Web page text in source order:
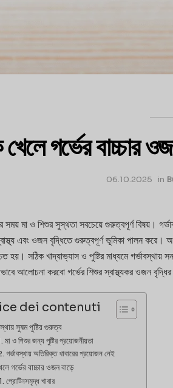
গর্ভের বাচ্চার
06.10.2025 in
সময় মা ও শিশুর সুস্থতা সবচেয়ে গুরুত্বপূর্ণ বিষয়।
এবং ওজন বৃদ্ধিতে গুরুত্বপূর্ণ ভূমিকা পালন করে।
হয়। সঠিক খাদ্যাভ্যাস ও পুষ্টির মাধ্যমে
আলোচনা করবো গর্ভের শিশুর স্বাস্থ্যকর ওজন
dei contenuti
সুষম পুষ্টির গুরুত্ব
মা ও শিশুর জন্য পুষ্টির প্রয়োজনীয়তা
গর্ভাবস্থায় অতিরিক্ত খাবারের প্রয়োজন নেই
গর্ভের বাচ্চার ওজন বাড়ে
প্রোটিনসমৃদ্ধ খাবার